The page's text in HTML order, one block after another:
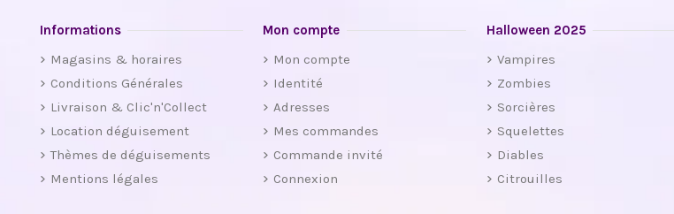
Informations
Magasins & horaires
Conditions Générales
Livraison & Clic'n'Collect
Location déguisement
Thèmes de déguisements
Mentions légales
Mon compte
Mon compte
Identité
Adresses
Mes commandes
Commande invité
Connexion
Halloween 2025
Vampires
Zombies
Sorcières
Squelettes
Diables
Citrouilles